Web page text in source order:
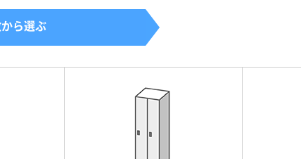
ら選ぶ